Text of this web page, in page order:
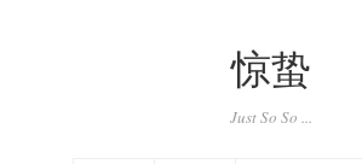
惊蛰
Just So So ...